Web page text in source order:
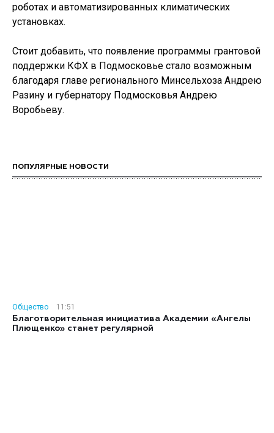
роботах и автоматизированных климатических
установках.
Стоит добавить, что появление программы грантовой
поддержки КФХ в Подмосковье стало возможным
благодаря главе регионального Минсельхоза Андрею
Разину и губернатору Подмосковья Андрею
Воробьеву.
ПОПУЛЯРНЫЕ НОВОСТИ
Общество
11:51
Благотворительная инициатива Академии «Ангелы
Плющенко» станет регулярной